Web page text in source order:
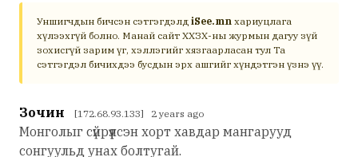
Уншигчдын бичсэн сэтгэгдэлд iSee.mn хариуцлага
хүлээхгүй болно. Манай сайт ХХЗХ-ны журмын дагуу зүй
зохисгүй зарим үг, хэллэгийг хязгаарласан тул Та
сэтгэгдэл бичихдээ бусдын эрх ашгийг хүндэтгэн үзнэ үү.
Зочин [172.68.93.133] 2 years ago
Монголыг сүйрүүлсэн хорт хавдар мангарууд
сонгуульд унах болтугай.